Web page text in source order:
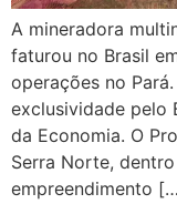
A mineradora
faturou no Brasil
operações no
exclusividade pelo
da Economia. O
Serra Norte,
empreendimento